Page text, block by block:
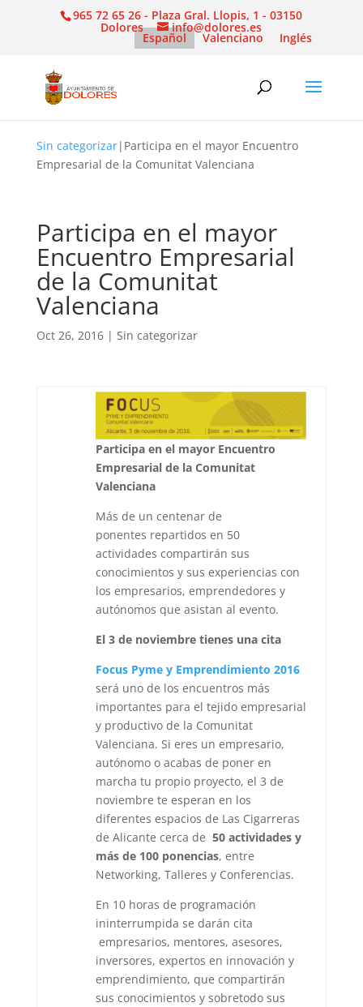
965 72 65 26 - Plaza Gral. Llopis, 1 - 03150
Dolores info@dolores.es
Español Valenciano Inglés
Sin categorizar| Participa en el mayor Encuentro
Empresarial de la Comunitat Valenciana
Participa en el mayor
Encuentro Empresarial
de la Comunitat
Valenciana
Oct 26, 2016| Sin categorizar
Participa en el mayor Encuentro
Empresarial de la Comunitat
Valenciana
Más de un centenar de
ponentes repartidos en 50
actividades compartirán sus
conocimientos y sus experiencias con
los empresarios, emprendedores y
autónomos que asistan al evento.
El 3 de noviembre tienes una cita
Focus Pyme y Emprendimiento 2016
será uno de los encuentros más
importantes para el tejido empresarial
y productivo de la Comunitat
Valenciana. Si eres un empresario,
autónomo o acabas de poner en
marcha tu propio proyecto, el 3 de
noviembre te esperan en los
diferentes espacios de Las Cigarreras
de Alicante cerca de 50 actividades y
más de 100 ponencias, entre
Networking, Talleres y Conferencias.
En 10 horas de programación
ininterrumpida se darán cita
empresarios, mentores, asesores,
inversores, expertos en innovación y
emprendimiento, que compartirán
sus conocimientos y sobretodo sus